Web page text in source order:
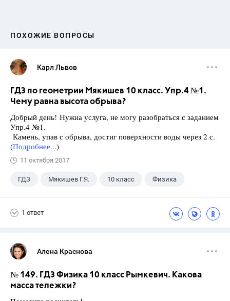
ПОХОЖИЕ ВОПРОСЫ
Карл Львов
ГДЗ по геометрии Мякишев 10 класс. Упр.4 №1.
Чему равна высота обрыва?
Добрый день! Нужна услуга, не могу разобраться с заданием
Упр.4 №1.
Камень, упав с обрыва, достиг поверхности воды через 2 с.
(Подробнее...)
11 октября 2017
ГДЗ Мякишев Г.Я. 10 класс Физика
1 ответ
Алена Краснова
№ 149. ГДЗ Физика 10 класс Рымкевич. Какова
масса тележки?